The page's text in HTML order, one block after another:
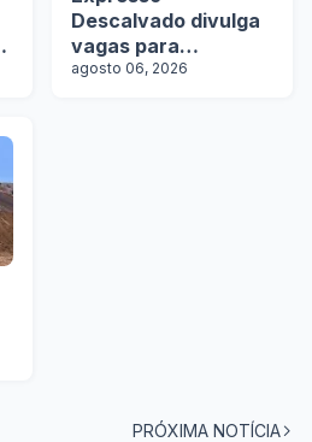
Descalvado divulga
vagas para
motoristas
agosto 06, 2026
PRÓXIMA NOTÍCIA